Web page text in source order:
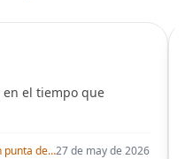
en el tiempo que
Ohuhu Marcadores de alcohol con punta de pincel – Juego de marcadores artísticos de doble punta con certificación AP para artistas adultos27 de may de 2026